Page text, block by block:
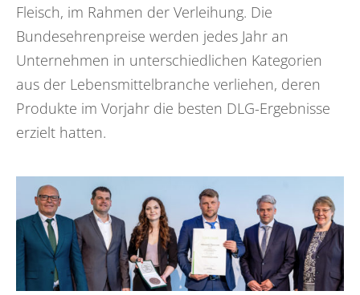
Fleisch, im Rahmen der Verleihung. Die
Bundesehrenpreise werden jedes Jahr an
Unternehmen in unterschiedlichen Kategorien
aus der Lebensmittelbranche verliehen, deren
Produkte im Vorjahr die besten DLG-Ergebnisse
erzielt hatten.